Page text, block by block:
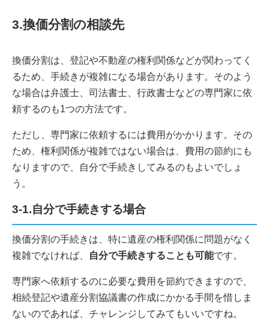
3.換価分割の相談先
換価分割は、登記や不動産の権利関係などが関わってく
るため、手続きが複雑になる場合があります。そのよう
な場合は弁護士、司法書士、行政書士などの専門家に依
頼するのも1つの方法です。
ただし、専門家に依頼するには費用がかかります。その
ため、権利関係が複雑ではない場合は、費用の節約にも
なりますので、自分で手続きしてみるのもよいでしょ
う。
3-1.自分で手続きする場合
換価分割の手続きは、特に遺産の権利関係に問題がなく
複雑でなければ、
自分で手続きすることも可能です。
専門家へ依頼するのに必要な費用を節約できますので、
相続登記や遺産分割協議書の作成にかかる手間を惜しま
ないのであれば、チャレンジしてみてもいいですね。